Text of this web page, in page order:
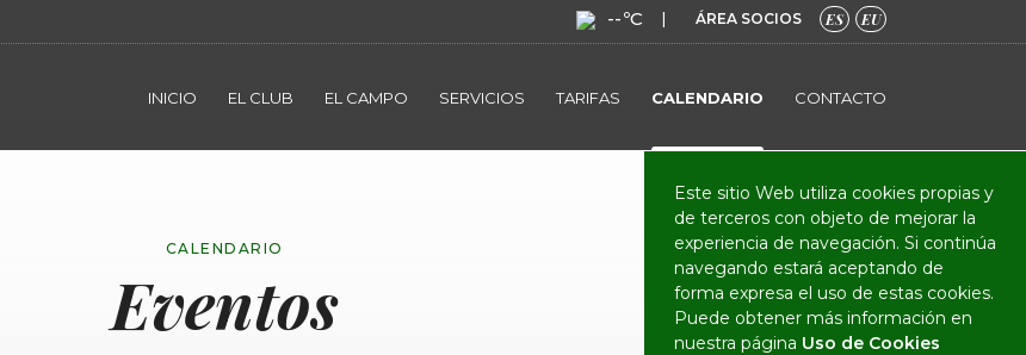
--ºC ÁREA SOCIOS ES EU
INICIO EL CLUB EL CAMPO SERVICIOS TARIFAS CALENDARIO CONTACTO
Este sitio Web utiliza cookies propias y
de terceros con objeto de mejorar la
experiencia de navegación. Si continúa
navegando estará aceptando de
forma expresa el uso de estas cookies.
Puede obtener más información en
nuestra página Uso de Cookies
CALENDARIO
Eventos